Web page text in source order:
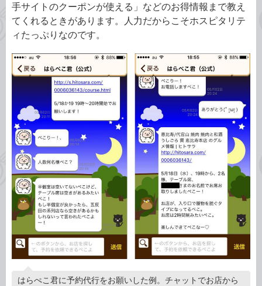
手サイトのクーポンが使える」などのお得情報まで教え
てくれるときがあります。人力だからこそホスピタリテ
ィたっぷりなのです。
はらぺこ君に予約代行をお願いした例。チャットでお店から